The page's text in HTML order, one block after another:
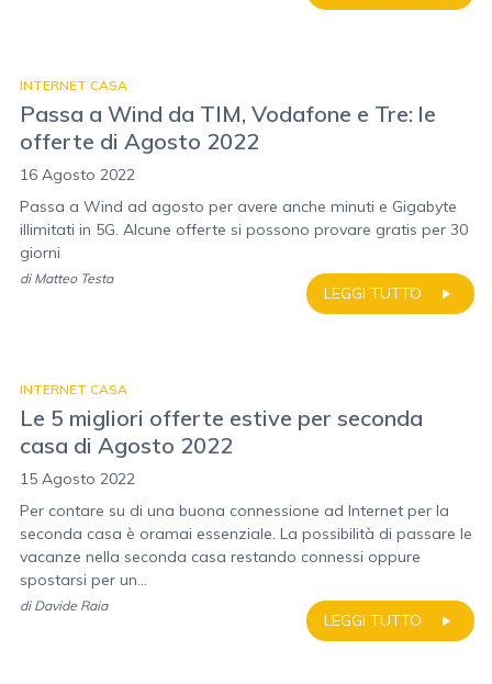
INTERNET CASA
Passa a Wind da TIM, Vodafone e Tre: le
offerte di Agosto 2022
16 Agosto 2022
Passa a Wind ad agosto per avere anche minuti e Gigabyte
illimitati in 5G. Alcune offerte si possono provare gratis per 30
giorni
LEGGI TUTTO
di Matteo Testa
INTERNET CASA
Le 5 migliori offerte estive per seconda
casa di Agosto 2022
15 Agosto 2022
Per contare su di una buona connessione ad Internet per la
seconda casa è oramai essenziale. La possibilità di passare le
vacanze nella seconda casa restando connessi oppure
spostarsi per un...
LEGGI TUTTO
di Davide Raia